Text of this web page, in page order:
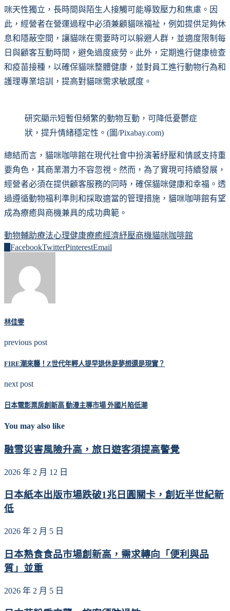
咪天性獨立，長時間與陌生人接觸可能導致壓力和焦慮。因
此，經營者在營運過程中必須兼顧貓咪福祉，例如提供足夠休
息和隱蔽空間，讓貓咪在需要時可以躲避人群，並適度限制每
日與顧客互動時間，避免過度疲勞。此外，定期進行健康檢查
和疫苗接種，以確保貓咪整體健康，並對員工進行動物行為和
護理專業培訓，提高對貓咪需求敏感度。
研究顯示短暫但頻繁的動物互動，可降低憂鬱症
狀，提升情緒穩定性。(圖/Pixabay.com)
總結而言，貓咪咖啡館在現代社會中扮演著紓壓和情感支持重
要角色，其商業潛力不容忽視。然而，為了實現可持續發展，
經營者必須在提供顧客服務的同時，確保貓咪健康和幸福。透
過遵循動物福利準則和採取適當的管理措施，貓咪咖啡館有望
成為療癒與商機兼具的成功典範。
動物輔助療法心理健康療癒經濟紓壓商機貓咪咖啡館
FacebookTwitterPinterestEmail
林佳雯
previous post
FIRE潮來襲！Z世代年輕人提早退休是夢想還是現實？
next post
日本電影票房創新高 動漫主導市場 外國片陷低潮
You may also like
融雪災害風險升高，旅日遊客須提高警覺
2026 年 2 月 12 日
日本紙本出版市場跌破1兆日圓關卡，創近半世紀新
低
2026 年 2 月 5 日
日本熟食食品市場創新高，需求轉向「便利與品
質」並重
2026 年 2 月 5 日